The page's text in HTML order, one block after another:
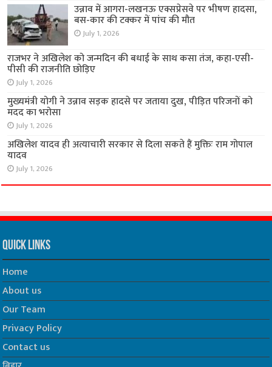
उन्नाव में आगरा-लखनऊ एक्सप्रेसवे पर भीषण हादसा,
बस-कार की टक्कर में पांच की मौत
July 1, 2026
राजभर ने अखिलेश को जन्मदिन की बधाई के साथ कसा तंज, कहा-एसी-
पीसी की राजनीति छोड़िए
July 1, 2026
मुख्यमंत्री योगी ने उन्नाव सड़क हादसे पर जताया दुख, पीड़ित परिजनों को
मदद का भरोसा
July 1, 2026
अखिलेश यादव ही अत्याचारी सरकार से दिला सकते हैं मुक्तिः राम गोपाल
यादव
July 1, 2026
Quick Links
Home
About us
Our Team
Privacy Policy
Contact us